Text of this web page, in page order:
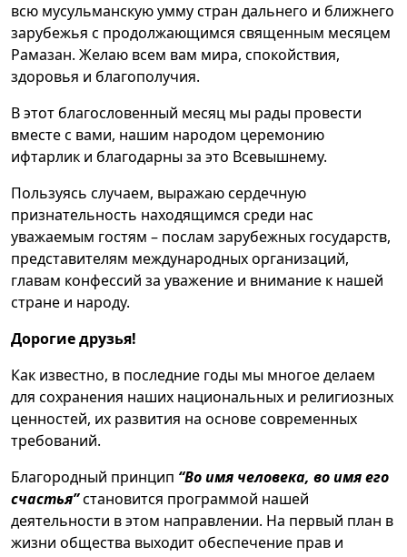
всю мусульманскую умму стран дальнего и ближнего
зарубежья с продолжающимся священным месяцем
Рамазан. Желаю всем вам мира, спокойствия,
здоровья и благополучия.
В этот благословенный месяц мы рады провести
вместе с вами, нашим народом церемонию
ифтарлик и благодарны за это Всевышнему.
Пользуясь случаем, выражаю сердечную
признательность находящимся среди нас
уважаемым гостям – послам зарубежных государств,
представителям международных организаций,
главам конфессий за уважение и внимание к нашей
стране и народу.
Дорогие друзья!
Как известно, в последние годы мы многое делаем
для сохранения наших национальных и религиозных
ценностей, их развития на основе современных
требований.
Благородный принцип “Во имя человека, во имя его
счастья”становится программой нашей
деятельности в этом направлении. На первый план в
жизни общества выходит обеспечение прав и